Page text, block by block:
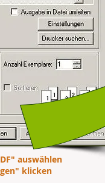
auswählen
klicken